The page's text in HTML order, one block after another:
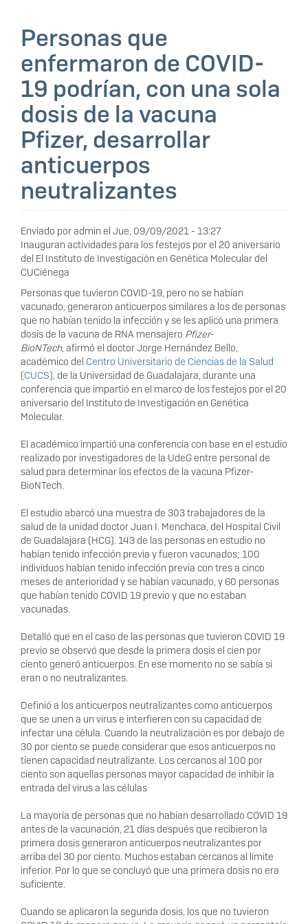
Personas que
enfermaron de COVID-
19 podrían, con una sola
dosis de la vacuna
Pfizer, desarrollar
anticuerpos
neutralizantes
Enviado poradmin el Jue, 09/09/2021 - 13:27
Inauguran actividades para los festejos por el 20 aniversario
del El Instituto de Investigación en Genética Molecular del
CUCiénega
Personas que tuvieron COVID-19, pero no se habían
vacunado, generaron anticuerpos similares a los de personas
que no habían tenido la infección y se les aplicó una primera
dosis de la vacuna de RNA mensajero Pfizer-
BioNTech, afirmó el doctor Jorge Hernández Bello,
académico del Centro Universitario de Ciencias de la Salud
(CUCS), de la Universidad de Guadalajara, durante una
conferencia que impartió en el marco de los festejos por el 20
aniversario del Instituto de Investigación en Genética
Molecular.
El académico impartió una conferencia con base en el estudio
realizado por investigadores de la UdeG entre personal de
salud para determinar los efectos de la vacuna Pfizer-
BioNTech.
El estudio abarcó una muestra de 303 trabajadores de la
salud de la unidad doctor Juan I. Menchaca, del Hospital Civil
de Guadalajara (HCG). 143 de las personas en estudio no
habían tenido infección previa y fueron vacunados; 100
individuos habían tenido infección previa con tres a cinco
meses de anterioridad y se habían vacunado, y 60 personas
que habían tenido COVID 19 previo y que no estaban
vacunadas.
Detalló que en el caso de las personas que tuvieron COVID 19
previo se observó que desde la primera dosis el cien por
ciento generó anticuerpos. En ese momento no se sabía si
eran o no neutralizantes.
Definió a los anticuerpos neutralizantes como anticuerpos
que se unen a un virus e interfieren con su capacidad de
infectar una célula. Cuando la neutralización es por debajo de
30 por ciento se puede considerar que esos anticuerpos no
tienen capacidad neutralizante. Los cercanos al 100 por
ciento son aquellas personas mayor capacidad de inhibir la
entrada del virus a las células
La mayoría de personas que no habían desarrollado COVID 19
antes de la vacunación, 21 días después que recibieron la
primera dosis generaron anticuerpos neutralizantes por
arriba del 30 por ciento. Muchos estaban cercanos al límite
inferior. Por lo que se concluyó que una primera dosis no era
suficiente.
Cuando se aplicaron la segunda dosis, los que no tuvieron